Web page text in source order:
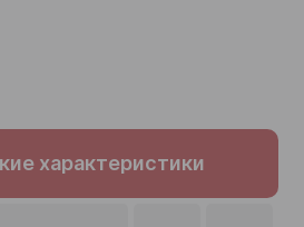
характеристики